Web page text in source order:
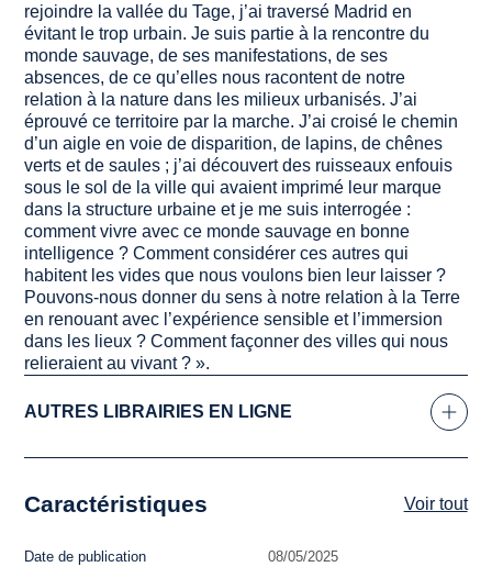
rejoindre la vallée du Tage, j’ai traversé Madrid en
évitant le trop urbain. Je suis partie à la rencontre du
monde sauvage, de ses manifestations, de ses
absences, de ce qu’elles nous racontent de notre
relation à la nature dans les milieux urbanisés. J’ai
éprouvé ce territoire par la marche. J’ai croisé le chemin
d’un aigle en voie de disparition, de lapins, de chênes
verts et de saules ; j’ai découvert des ruisseaux enfouis
sous le sol de la ville qui avaient imprimé leur marque
dans la structure urbaine et je me suis interrogée :
comment vivre avec ce monde sauvage en bonne
intelligence ? Comment considérer ces autres qui
habitent les vides que nous voulons bien leur laisser ?
Pouvons-nous donner du sens à notre relation à la Terre
en renouant avec l’expérience sensible et l’immersion
dans les lieux ? Comment façonner des villes qui nous
relieraient au vivant ? ».
AUTRES LIBRAIRIES EN LIGNE
Caractéristiques Voir tout
Date de publication 08/05/2025